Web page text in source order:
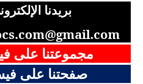
بريدنا
مجموعتنا على
صفحتنا على